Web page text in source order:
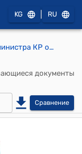
KG RU
Распоряжение Премьер-министра КР от 24 декабря 2009 года № 461 (О Кулматове К.К.)
документы
Сравнение